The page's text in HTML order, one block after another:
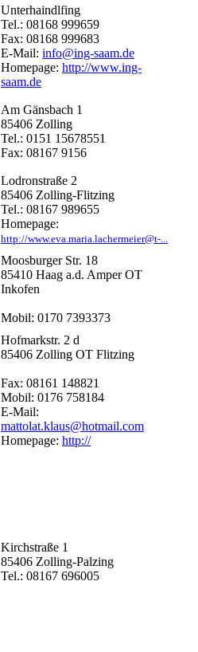
Unterhaindlfing
Tel.: 08168 999659
Fax: 08168 999683
E-Mail: info@ing-saam.de
Homepage: http://www.ing-
saam.de
Am Gänsbach 1
85406 Zolling
Tel.: 0151 15678551
Fax: 08167 9156
Lodronstraße 2
85406 Zolling-Flitzing
Tel.: 08167 989655
Homepage:
http://www.eva.maria.lachermeier@t-...
Moosburger Str. 18
85410 Haag a.d. Amper OT
Inkofen
Mobil: 0170 7393373
Hofmarkstr. 2 d
85406 Zolling OT Flitzing
Fax: 08161 148821
Mobil: 0176 758184
E-Mail:
mattolat.klaus@hotmail.com
Homepage: http://
Kirchstraße 1
85406 Zolling-Palzing
Tel.: 08167 696005